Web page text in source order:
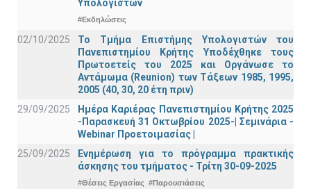
Υπολογιστών
#Εκδηλώσεις
02/10/2025
Το Τμήμα Επιστήμης Υπολογιστών του
Πανεπιστημίου Κρήτης Υποδέχθηκε τους
Πρωτοετείς του 2025 και Οργάνωσε το
Αντάμωμα (Reunion) των Τάξεων 1985, 1995,
2005 (40, 30, 20 έτη πριν)
29/09/2025
Ημέρα Καριέρας Πανεπιστημίου Κρήτης 2025
-Παρασκευή 31 Οκτωβρίου 2025-| Σεμινάρια -
Webinar Προετοιμασίας |
25/09/2025
Ενημέρωση για το πρόγραμμα πρακτικής
άσκησης του τμήματος - Τρίτη 30-09-2025
#Θέσεις Εργασίας #Παρουσιάσεις